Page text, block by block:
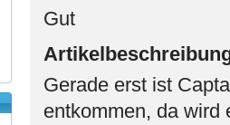
Gut
Gerade erst ist
entkommen, da wird